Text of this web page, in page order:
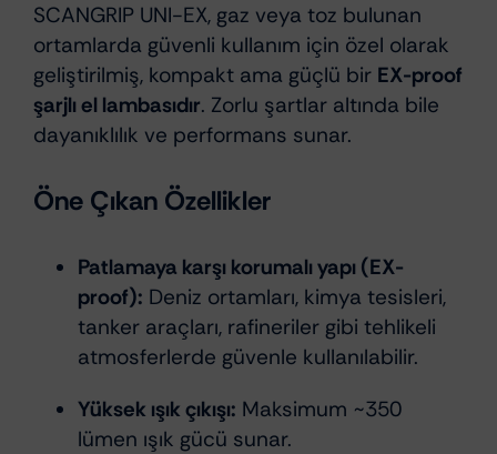
SCANGRIP UNI-EX, gaz veya toz bulunan
ortamlarda güvenli kullanım için özel olarak
geliştirilmiş, kompakt ama güçlü bir EX-proof
şarjlı el lambasıdır. Zorlu şartlar altında bile
dayanıklılık ve performans sunar.
Öne Çıkan Özellikler
Patlamaya karşı korumalı yapı (EX-
proof): Deniz ortamları, kimya tesisleri,
tanker araçları, rafineriler gibi tehlikeli
atmosferlerde güvenle kullanılabilir.
Yüksek ışık çıkışı: Maksimum ~350
lümen ışık gücü sunar.